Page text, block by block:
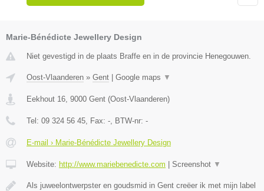
Marie-Bénédicte Jewellery Design
Niet gevestigd in de plaats Braffe en in de provincie Henegouwen.
Oost-Vlaanderen » Gent Google maps ▼
Eekhout 16, 9000 Gent (Oost-Vlaanderen)
Tel: 09 324 56 45, Fax: -, BTW-nr: -
E-mail › Marie-Bénédicte Jewellery Design
Website: http://www.mariebenedicte.com Screenshot ▼
Als juweelontwerpster en goudsmid in Gent creëer ik met mijn label